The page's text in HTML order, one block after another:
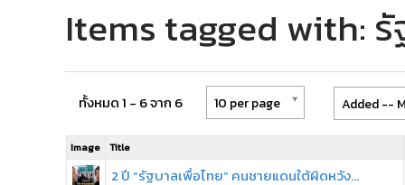
Items tagged with:
ทั้งหมด 1 - 6 จาก 6 10 per page Added --
Image Title
2 ปี “รัฐบาลเพื่อไทย” คนชายแดนใต้ผิดหวัง…